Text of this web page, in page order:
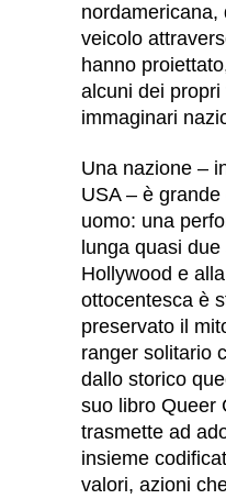
nordamericana,
veicolo
hanno
alcuni dei
immaginari
Una nazione –
USA – è
uomo: una
lunga quasi
Hollywood e
ottocentesca è
preservato il
ranger solitario
dallo storico
suo libro Queer
trasmette ad
insieme
valori, azioni